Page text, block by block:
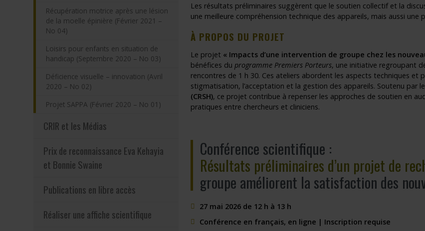
Récupération motrice après une lésion
de la moelle épinière (Février 2021 –
No 04)
Loisirs pour enfants en situation de
handicap (Septembre 2020 – No 03)
Déficience visuelle – innovation (Avril
2020 – No 02)
Projet SAPPA (Février 2020 – No 01)
CRIR et les Médias
Prix de reconnaissance Eva Kehayia
et Bonnie Swaine
Publications en libre accès
Réaliser une affiche scientifique
Les résultats préliminaires suggèrent que le soutien collectif et la
une meilleure compréhension technique des appareils, mais aussi
À PROPOS DU PROJET
Le projet « Impacts d’une intervention de groupe chez les
bénéfices du programme Premiers Porteurs, une initiative regroupant
rencontres de 1 h 30. Ces ateliers abordent les aspects techniques et
stigmatisation, l’acceptation et la gestion des appareils. Soutenu par le
(CRSH), ce projet contribue à repenser les approches de soutien en
pratiques entre chercheurs et cliniciens.
Conférence scientifique :
Résultats préliminaires d’un projet de
groupe améliorent la satisfaction des
27 mai 2026 de 12 h à 13 h
Conférence en français, en ligne | Inscription requise